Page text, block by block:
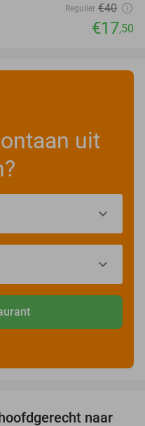
Regulier €40
€17,50
uit
naar